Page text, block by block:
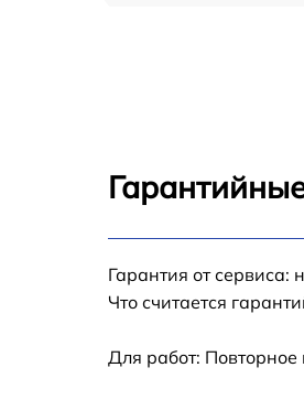
Ремонт
других устройств
Замена
Гарантия от
Что считается
Для работ: